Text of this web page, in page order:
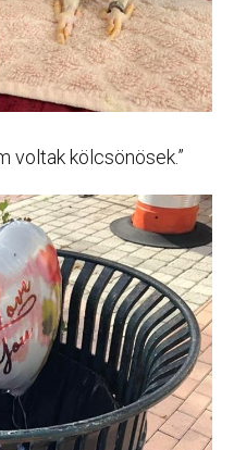
voltak kölcsönösek.”